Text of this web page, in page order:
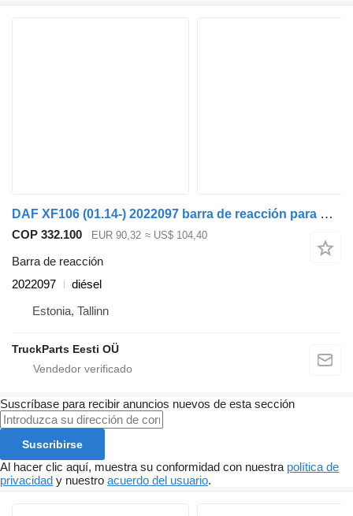
DAF XF106 (01.14-) 2022097 barra de reacción para DAF XF106 (2014-) cabeza tractora
COP 332.100 EUR 90,32 ≈ US$ 104,40
Barra de reacción
2022097
diésel
Estonia, Tallinn
TruckParts Eesti OÜ
Suscríbase para recibir anuncios nuevos de esta sección
Suscribirse
Al hacer clic aquí, muestra su conformidad con nuestra política de
privacidad y nuestro acuerdo del usuario.